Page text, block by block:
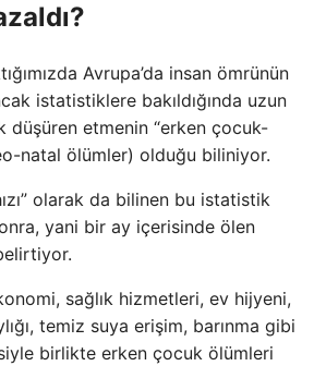
Avrupa’da insan ömrünün
istatistiklere bakıldığında uzun
düşüren etmenin “erken çocuk-
natal ölümler) olduğu biliniyor.
olarak da bilinen bu istatistik
yani bir ay içerisinde ölen
sağlık hizmetleri, ev hijyeni,
temiz suya erişim, barınma gibi
birlikte erken çocuk ölümleri